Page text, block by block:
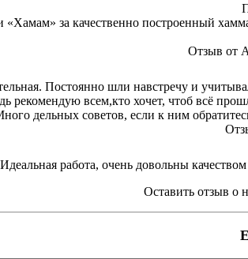
за качественно построенный
Отзыв от
Постоянно шли навстречу и
рекомендую всем,кто хочет, чтоб всё
дельных советов, если к ним
Идеальная работа, очень довольны
Оставить отзыв о